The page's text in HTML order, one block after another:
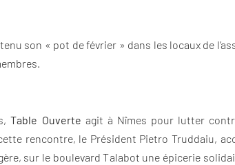
son « pot de février » dans les locaux de
Table Ouverte agit à Nîmes pour lutter
rencontre, le Président Pietro Truddaiu,
sur le boulevard Talabot une épicerie